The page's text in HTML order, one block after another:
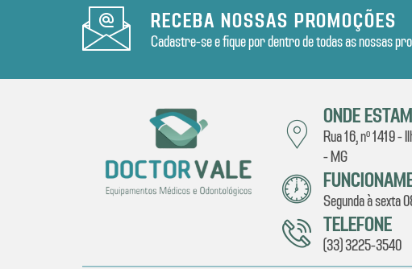
RECEBA NOSSAS PROMOÇÕES
Cadastre-se e fique por dentro de todas as nossas
ONDE
Rua 16, nº 1419
- MG
Segunda à sexta
TELEFONE
(33) 3225-3540